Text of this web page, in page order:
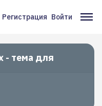
Меню
Регистрация Войти
- тема для